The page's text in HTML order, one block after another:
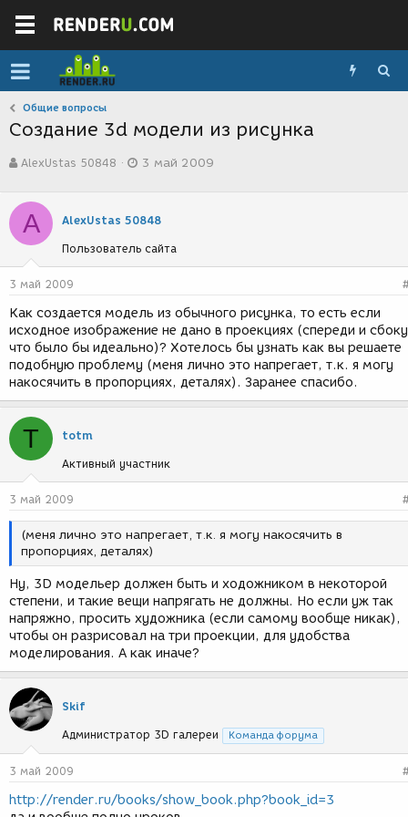
Общие вопросы
Создание 3d модели из рисунка
в
о
р
т
е
м
ы
AlexUstas 50848
а
с
з
д
и
я
3 май 2009
A AlexUstas 50848
Пользователь сайта
3 май 2009
Как создается модель из обычного рисунка, то есть если
исходное изображение не дано в проекциях (спереди и
что было бы идеально)? Хотелось бы узнать как вы решаете
подобную проблему (меня лично это напрегает, т.к. я могу
накосячить в пропорциях, деталях). Заранее спасибо.
T totm
Активный участник
3 май 2009
(меня лично это напрегает, т.к. я могу накосячить в
пропорциях, деталях)
Ну, 3D модельер должен быть и ходожником в некоторой
степени, и такие вещи напрягать не должны. Но если уж так
напряжно, просить художника (если самому вообще никак),
чтобы он разрисовал на три проекции, для удобства
моделирования. А как иначе?
Skif
Администратор 3D галереи Команда форума
3 май 2009
http://render.ru/books/show_book.php?book_id=3